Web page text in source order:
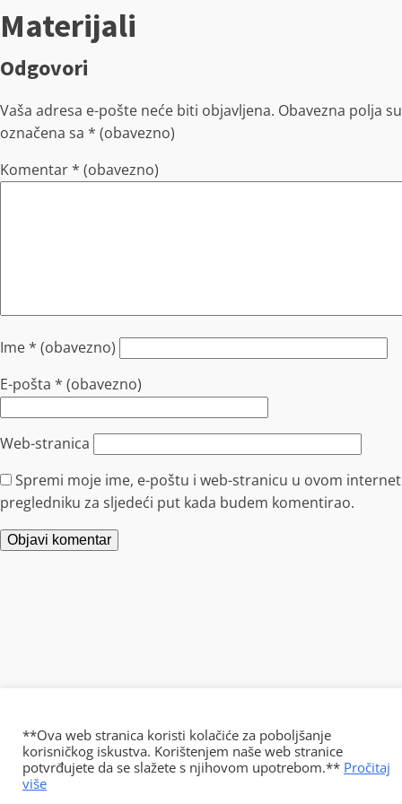
Materijali
Odgovori
Vaša adresa e-pošte neće biti objavljena. Obavezna polja su
označena sa * (obavezno)
Komentar* (obavezno)
Ime* (obavezno)
E-pošta * (obavezno)
Web-stranica
Spremi moje ime, e-poštu i web-stranicu u ovom internet
pregledniku za sljedeći put kada budem komentirao.
**Ova web stranica koristi kolačiće za poboljšanje
korisničkog iskustva. Korištenjem naše web stranice
potvrđujete da se slažete s njihovom upotrebom.** Pročitaj
više